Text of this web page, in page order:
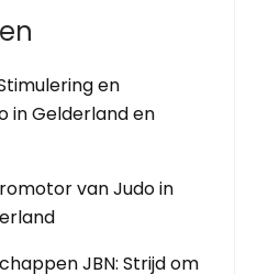
en
in Gelderland en
van Judo in
JBN: Strijd om